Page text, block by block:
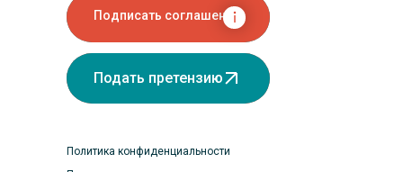
Подписать соглашение
Подать претензию
Политика конфиденциальности